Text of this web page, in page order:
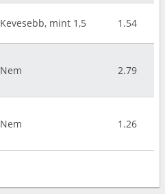
Kevesebb, mint 1,5 1.54
Nem 2.79
Nem 1.26